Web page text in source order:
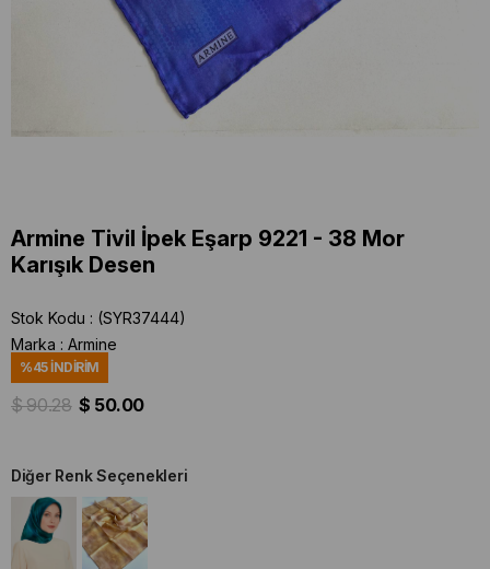
Armine Tivil İpek Eşarp 9221 - 38 Mor
Karışık Desen
Stok Kodu
(SYR37444)
Marka : Armine
%45İNDIRIM
$ 90.28 $ 50.00
Diğer Renk Seçenekleri